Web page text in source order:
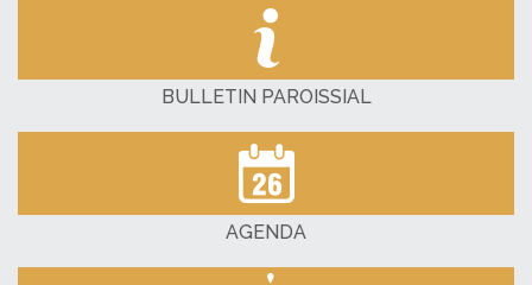
BULLETIN PAROISSIAL
AGENDA